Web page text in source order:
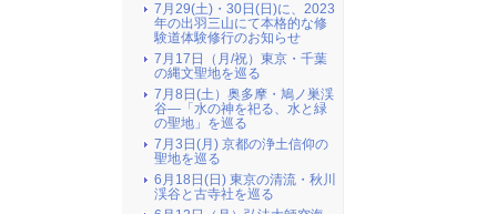
7月29(土)・30日(日)に、2023
年の出羽三山にて本格的な修
験道体験修行のお知らせ
7月17日（月/祝）東京・千葉
の縄文聖地を巡る
7月8日(土）奥多摩・鳩ノ巣渓
谷―「水の神を祀る、水と緑
の聖地」を巡る
7月3日(月) 京都の浄土信仰の
聖地を巡る
6月18日(日) 東京の清流・秋川
渓谷と古寺社を巡る